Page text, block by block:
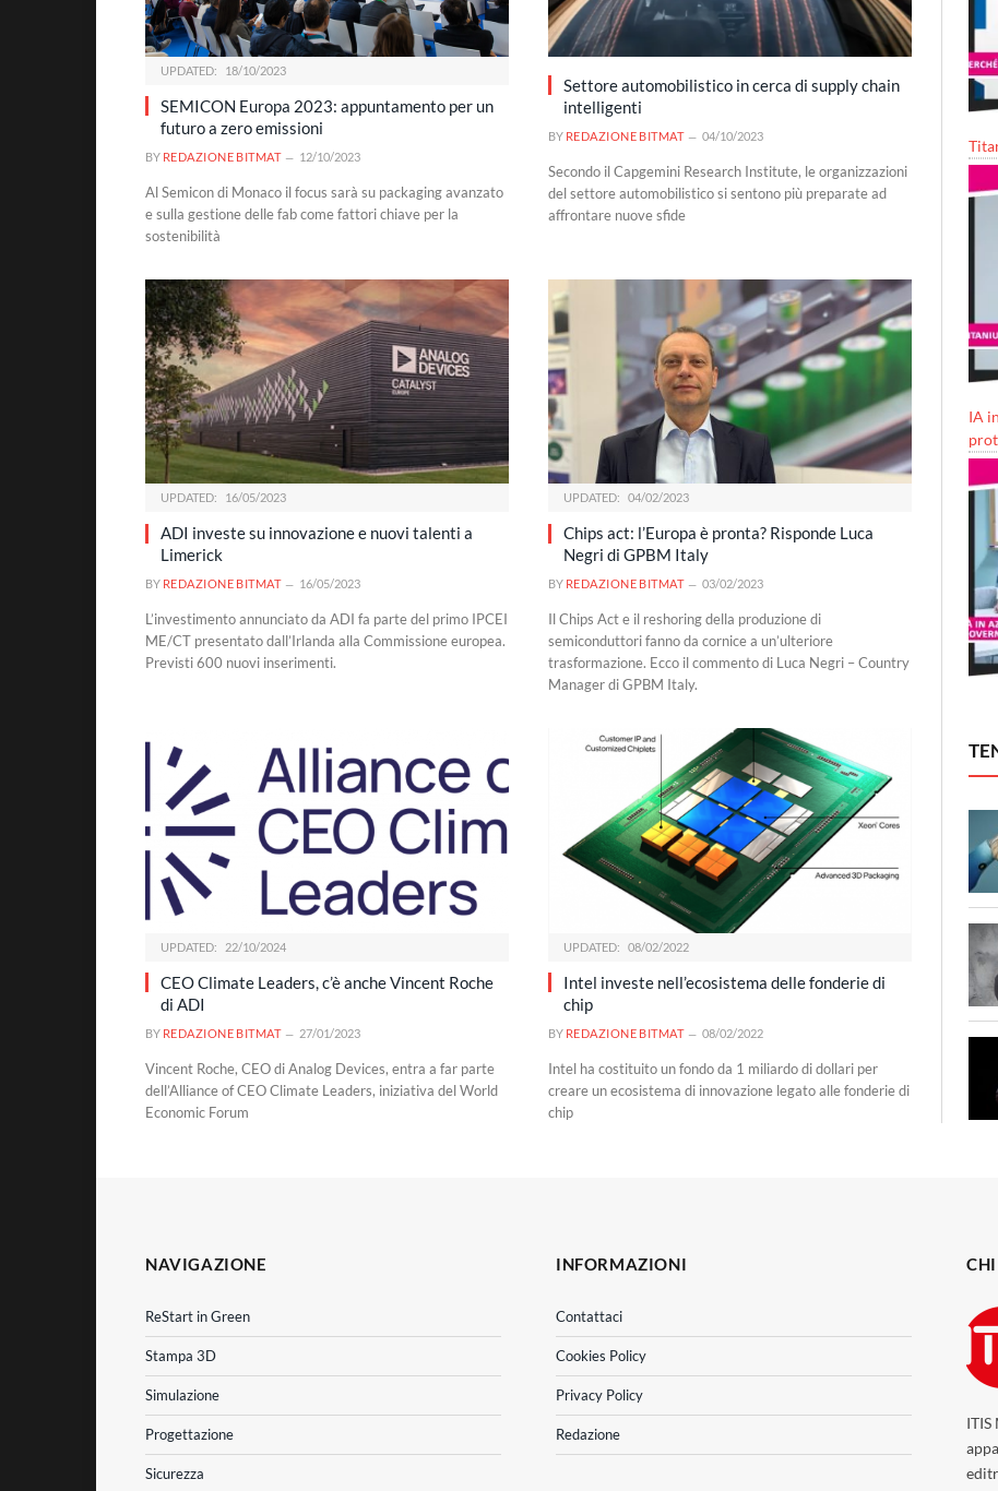
UPDATED: 18/10/2023
SEMICON Europa 2023: appuntamento per un
futuro a zero emissioni
BY REDAZIONE BITMAT 12/10/2023
Al Semicon di Monaco il focus sarà su packaging avanzato
e sulla gestione delle fab come fattori chiave per la
sostenibilità
Settore automobilistico in cerca di supply chain
intelligenti
BY REDAZIONE BITMAT 04/10/2023
Secondo il Capgemini Research Institute, le organizzazioni
del settore automobilistico si sentono più preparate ad
affrontare nuove sfide
UPDATED: 16/05/2023
ADI investe su innovazione e nuovi talenti a
Limerick
BY REDAZIONE BITMAT 16/05/2023
L’investimento annunciato da ADI fa parte del primo IPCEI
ME/CT presentato dall’Irlanda alla Commissione europea.
Previsti 600 nuovi inserimenti.
UPDATED: 04/02/2023
Chips act: l’Europa è pronta? Risponde Luca
Negri di GPBM Italy
BY REDAZIONE BITMAT 03/02/2023
Il Chips Act e il reshoring della produzione di
semiconduttori fanno da cornice a un’ulteriore
trasformazione. Ecco il commento di Luca Negri – Country
Manager di GPBM Italy.
UPDATED: 22/10/2024
CEO Climate Leaders, c’è anche Vincent Roche
di ADI
BY REDAZIONE BITMAT 27/01/2023
Vincent Roche, CEO di Analog Devices, entra a far parte
dell’Alliance of CEO Climate Leaders, iniziativa del World
Economic Forum
UPDATED: 08/02/2022
Intel investe nell’ecosistema delle fonderie di
chip
BY REDAZIONE BITMAT 08/02/2022
Intel ha costituito un fondo da 1 miliardo di dollari per
creare un ecosistema di innovazione legato alle fonderie di
chip
IA
NAVIGAZIONE
ReStart in Green
Stampa 3D
Simulazione
Progettazione
Sicurezza
INFORMAZIONI
Contattaci
Cookies Policy
Privacy Policy
Redazione
ITIS